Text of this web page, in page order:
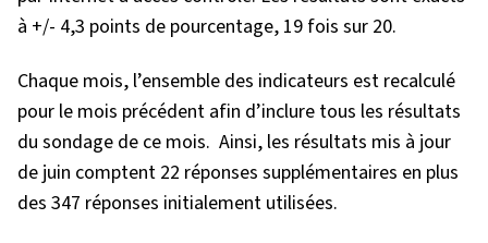
à +/- 4,3 points de pourcentage, 19 fois sur 20.
Chaque mois, l’ensemble des indicateurs est recalculé
pour le mois précédent afin d’inclure tous les résultats
du sondage de ce mois. Ainsi, les résultats mis à jour
de juin comptent 22 réponses supplémentaires en plus
des 347 réponses initialement utilisées.